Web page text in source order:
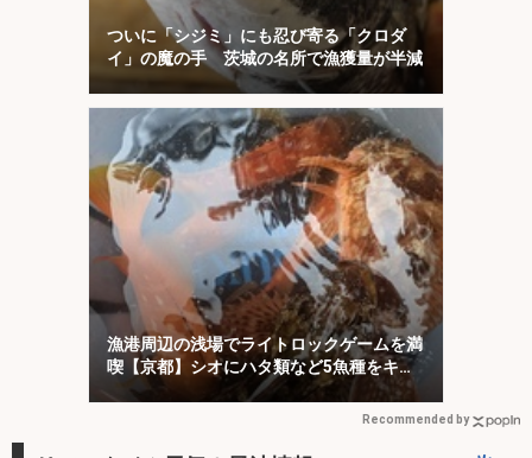
ついに「シジミ」にも忍び寄る「クロダ
イ」の魔の手 茨城の名所で漁獲量が半減
漁港周辺の浅場でライトロックゲームを満
喫【京都】シオにハタ類など5魚種をキャ
ッチ！
Recommended by